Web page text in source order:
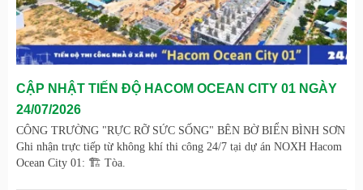
CẬP NHẬT TIẾN ĐỘ HACOM OCEAN CITY 01 NGÀY
24/07/2026
CÔNG TRƯỜNG "RỰC RỠ SỨC SỐNG" BÊN BỜ BIỂN BÌNH SƠN
Ghi nhận trực tiếp từ không khí thi công 24/7 tại dự án NOXH Hacom
Ocean City 01: 🏗️ Tòa.